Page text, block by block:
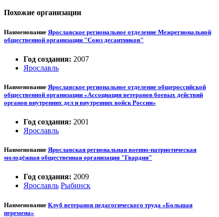
Похожие организации
Наименование Ярославское региональное отделение Межрегиональной
общественной организации "Союз десантников"
Год создания: 2007
Ярославль
Наименование Ярославское региональное отделение общероссийской
общественной организации «Ассоциация ветеранов боевых действий
органов внутренних дел и внутренних войск России»
Год создания: 2001
Ярославль
Наименование Ярославская региональная военно-патриотическая
молодёжная общественная организация "Гвардия"
Год создания: 2009
Ярославль Рыбинск
Наименование Клуб ветеранов педагогического труда «Большая
перемена»